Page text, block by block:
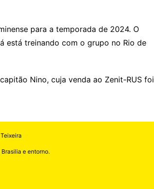
para a temporada de 2024. O
está treinando com o grupo no Rio de
Nino, cuja venda ao Zenit-RUS foi
e entorno.